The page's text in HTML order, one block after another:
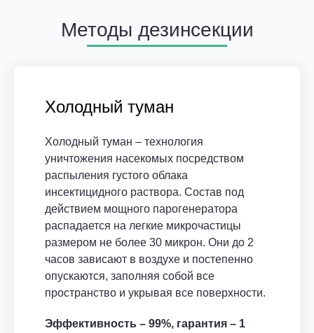
Методы дезинсекции
Холодный туман
Холодный туман – технология
уничтожения насекомых посредством
распыления густого облака
инсектицидного раствора. Состав под
действием мощного парогенератора
распадается на легкие микрочастицы
размером не более 30 микрон. Они до 2
часов зависают в воздухе и постепенно
опускаются, заполняя собой все
пространство и укрывая все поверхности.
Эффективность – 99%, гарантия – 1